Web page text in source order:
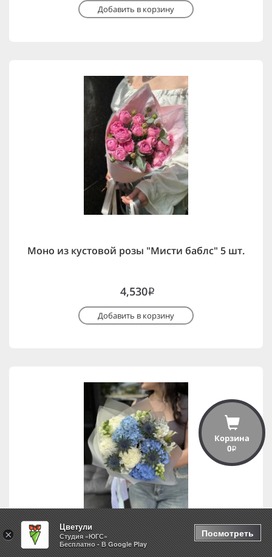
Добавить в корзину
Моно из кустовой розы "Мисти баблс" 5 шт.
4,530i
Добавить в корзину
Корзина
0i
×
Цветули
Студия «ЮГС»
Бесплатно - В Google Play
Посмотреть